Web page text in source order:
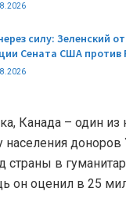
силу: Зеленский
Сената США против
Канада – один
населения доноров
страны в
он оценил в 25